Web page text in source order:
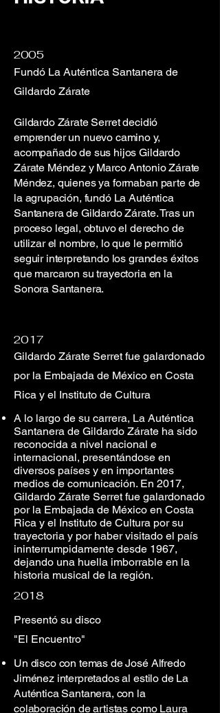
2005
Fundó La Auténtica Santanera de
Gildardo Zárate
Gildardo Zárate Serret decidió
emprender un nuevo camino y,
acompañado de sus hijos Gildardo
Zárate Méndez y Marco Antonio Zárate
Méndez, quienes ya formaban parte de
la agrupación, fundó La Auténtica
Santanera de Gildardo Zárate. Tras un
proceso legal, obtuvo el derecho de
utilizar el nombre, lo que le permitió
seguir interpretando los grandes éxitos
que marcaron su trayectoria en la
Sonora Santanera.
2017
Gildardo Zárate Serret fue galardonado
por la Embajada de México en Costa
Rica y el Instituto de Cultura
A lo largo de su carrera, La Auténtica
Santanera de Gildardo Zárate ha sido
reconocida a nivel nacional e
internacional, presentándose en
diversos países y en importantes
medios de comunicación. En 2017,
Gildardo Zárate Serret fue galardonado
por la Embajada de México en Costa
Rica y el Instituto de Cultura por su
trayectoria y por haber visitado el país
ininterrumpidamente desde 1967,
dejando una huella imborrable en la
historia musical de la región.
2018
Presentó su disco
"El Encuentro"
Un disco con temas de José Alfredo
Jiménez interpretados al estilo de La
Auténtica Santanera, con la
colaboración de artistas como Laura